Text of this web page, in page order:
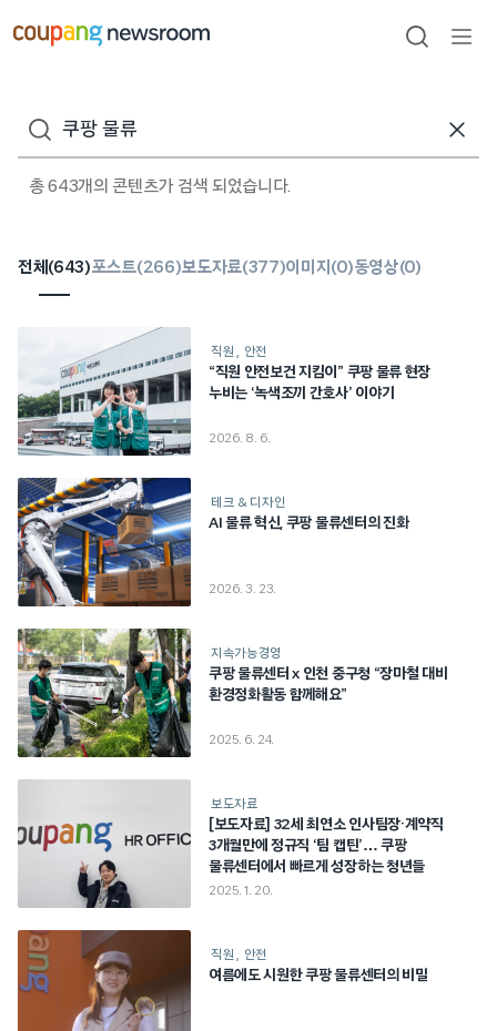
건너뛰기
검색
검색어
총 643개의 콘텐츠가 검색 되었습니다.
전체(643)포스트(266)보도자료(377)이미지(0)동영상(0)
직원 안전
“직원 안전보건 지킴이” 쿠팡 물류 현장
누비는 ‘녹색조끼 간호사’ 이야기
2026. 8. 6.
테크 & 디자인
AI 물류 혁신, 쿠팡 물류센터의 진화
2026. 3. 23.
지속가능경영
쿠팡 물류센터 x 인천 중구청 “장마철 대비
환경정화활동 함께해요”
2025. 6. 24.
보도자료
[보도자료] 32세 최연소 인사팀장·계약직
3개월만에 정규직 ‘팀 캡틴’… 쿠팡
물류센터에서 빠르게 성장하는 청년들
2025. 1. 20.
직원 안전
여름에도 시원한 쿠팡 물류센터의 비밀